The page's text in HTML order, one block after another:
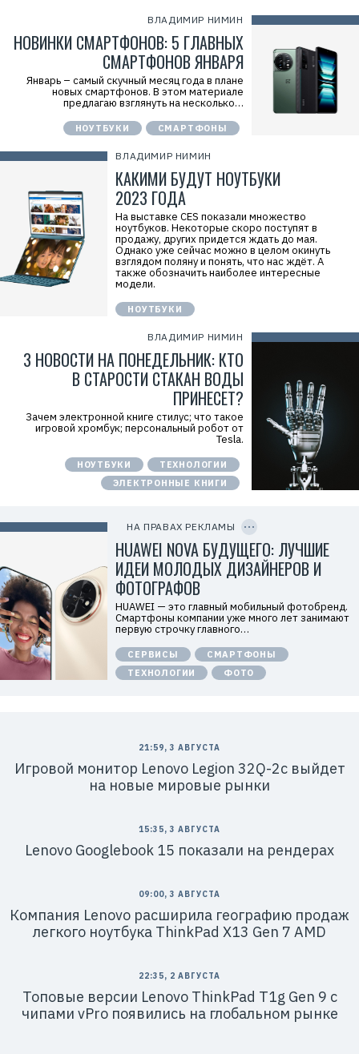
ВЛАДИМИР НИМИН
НОВИНКИ СМАРТФОНОВ: 5 ГЛАВНЫХ
СМАРТФОНОВ ЯНВАРЯ
Январь – самый скучный месяц года в плане
новых смартфонов. В этом материале
предлагаю взглянуть на несколько…
НОУТБУКИ СМАРТФОНЫ
ВЛАДИМИР НИМИН
КАКИМИ БУДУТ НОУТБУКИ
2023 ГОДА
На выставке CES показали множество
ноутбуков. Некоторые скоро поступят в
продажу, других придется ждать до мая.
Однако уже сейчас можно в целом окинуть
взглядом поляну и понять, что нас ждёт. А
также обозначить наиболее интересные
модели.
НОУТБУКИ
ВЛАДИМИР НИМИН
3 НОВОСТИ НА ПОНЕДЕЛЬНИК: КТО
В СТАРОСТИ СТАКАН ВОДЫ
ПРИНЕСЕТ?
Зачем электронной книге стилус; что такое
игровой хромбук; персональный робот от
Tesla.
НОУТБУКИ
ТЕХНОЛОГИИ
ЭЛЕКТРОННЫЕ КНИГИ
21:59, 3 АВГУСТА
Игровой монитор Lenovo Legion 32Q-2c выйдет
на новые мировые рынки
15:35, 3 АВГУСТА
Lenovo Googlebook 15 показали на рендерах
09:00, 3 АВГУСТА
Компания Lenovo расширила географию продаж
легкого ноутбука ThinkPad X13 Gen 7 AMD
22:35, 2 АВГУСТА
Топовые версии Lenovo ThinkPad T1g Gen 9 с
чипами vPro появились на глобальном рынке
НА ПРАВАХ РЕКЛАМЫ
м
а
r
i
d
=
2
V
T
W
т
О
О
О
«
х
к
м
п
а
н
й
»
И
7
1
8
0
4
I
HUAWEI NOVA БУДУЩЕГО: ЛУЧШИЕ
ИДЕИ МОЛОДЫХ ДИЗАЙНЕРОВ И
ФОТОГРАФОВ
HUAWEI — это главный мобильный фотобренд.
Смартфоны компании уже много лет занимают
первую строчку главного…
СЕРВИСЫ
СМАРТФОНЫ
ТЕХНОЛОГИИ
ФОТО